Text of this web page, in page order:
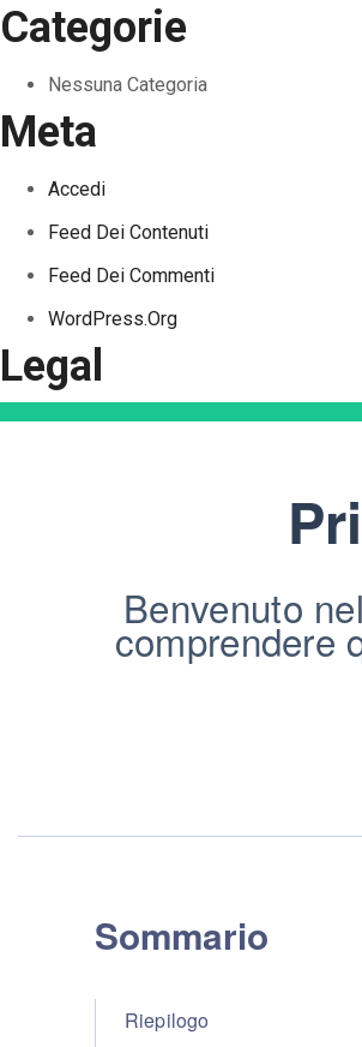
Categorie
Nessuna Categoria
Meta
Accedi
Feed Dei Contenuti
Feed Dei Commenti
WordPress.org
Legal
Benvenuto
comprendere
Sommario
Riepilogo